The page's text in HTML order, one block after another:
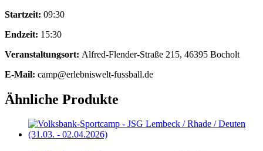
Startzeit: 09:30
Endzeit: 15:30
Veranstaltungsort: Alfred-Flender-Straße 215, 46395 Bocholt
E-Mail: camp@erlebniswelt-fussball.de
Ähnliche Produkte